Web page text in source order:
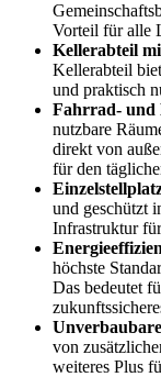
Vorteil für alle
Kellerabteil
Kellerabteil
und praktisch
Fahrrad- und
nutzbare
direkt von
für den
und geschützt
Infrastruktur
höchste
Das bedeutet
von
weiteres Plus